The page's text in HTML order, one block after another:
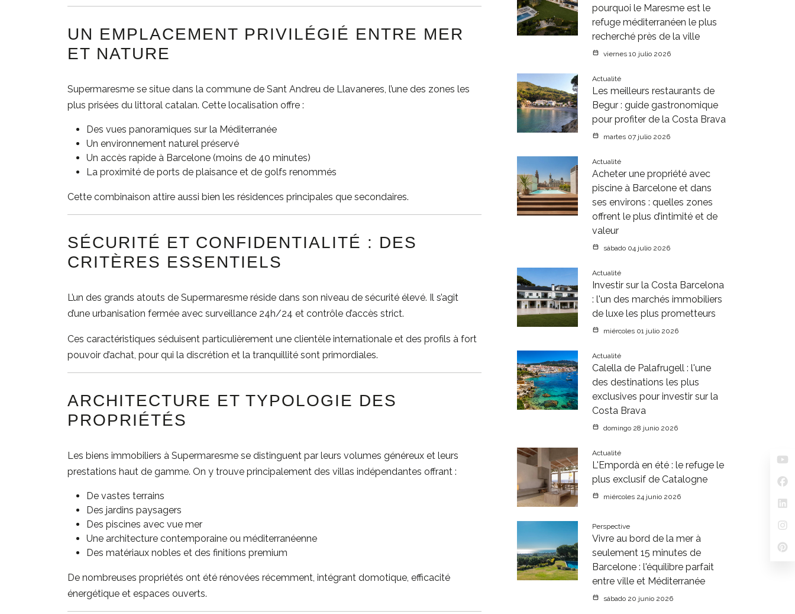
UN EMPLACEMENT PRIVILÉGIÉ ENTRE MER
ET NATURE
Supermaresme se situe dans la commune de Sant Andreu de Llavaneres , l’une des zones les
plus prisées du littoral catalan. Cette localisation offre :
Des vues panoramiques sur la Méditerranée
Un environnement naturel préservé
Un accès rapide à Barcelone (moins de 40 minutes)
La proximité de ports de plaisance et de golfs renommés
Cette combinaison attire aussi bien les résidences principales que secondaires.
SÉCURITÉ ET CONFIDENTIALITÉ : DES
CRITÈRES ESSENTIELS
L’un des grands atouts de Supermaresme réside dans son niveau de sécurité élevé. Il s’agit
d’une urbanisation fermée avec surveillance 24h/24 et contrôle d’accès strict.
Ces caractéristiques séduisent particulièrement une clientèle internationale et des profils à fort
pouvoir d’achat, pour qui la discrétion et la tranquillité sont primordiales.
ARCHITECTURE ET TYPOLOGIE DES
PROPRIÉTÉS
Les biens immobiliers à Supermaresme se distinguent par leurs volumes généreux et leurs
prestations haut de gamme. On y trouve principalement des villas indépendantes offrant :
De vastes terrains
Des jardins paysagers
Des piscines avec vue mer
Une architecture contemporaine ou méditerranéenne
Des matériaux nobles et des finitions premium
De nombreuses propriétés ont été rénovées récemment, intégrant domotique, efficacité
énergétique et espaces ouverts.
pourquoi le Maresme est le
refuge méditerranéen le plus
recherché près de la ville
viernes 10 julio 2026
Actualité
Les meilleurs restaurants de
Begur : guide gastronomique
pour profiter de la Costa Brava
martes 07 julio 2026
Actualité
Acheter une propriété avec
piscine à Barcelone et dans
ses environs : quelles zones
offrent le plus d’intimité et de
valeur
sábado 04 julio 2026
Actualité
Investir sur la Costa Barcelona
: l'un des marchés immobiliers
de luxe les plus prometteurs
miércoles 01 julio 2026
Actualité
Calella de Palafrugell : l'une
des destinations les plus
exclusives pour investir sur la
Costa Brava
domingo 28 junio 2026
Actualité
L'Empordà en été : le refuge le
plus exclusif de Catalogne
miércoles 24 junio 2026
Perspective
Vivre au bord de la mer à
seulement 15 minutes de
Barcelone : l'équilibre parfait
entre ville et Méditerranée
sábado 20 junio 2026